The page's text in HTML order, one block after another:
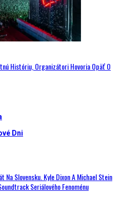
Históriu, Organizátori Hovoria Opäť O
Dni
Na Slovensku. Kyle Dixon A Michael Stein
Seriálového Fenoménu